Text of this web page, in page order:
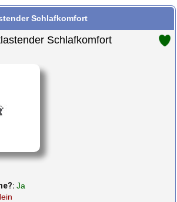
Schlafkomfort
Schlafkomfort
Ja